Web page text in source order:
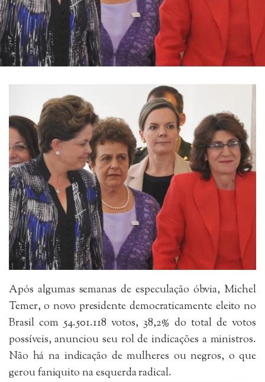
Após algumas semanas de especulação óbvia, Michel
Temer, o novo presidente democraticamente eleito no
Brasil com 54.501.118 votos, 38,2% do total de votos
possíveis, anunciou seu rol de indicações a ministros.
Não há na indicação de mulheres ou negros, o que
gerou faniquito na esquerda radical.